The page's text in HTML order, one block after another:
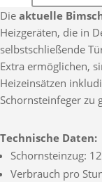
Die aktuelle
Heizgeräten, die in
selbstschließende
Extra ermöglichen,
Heizeinsätzen
Schornsteinfeger zu
Technische Daten:
Schornsteinzug:
Verbrauch pro